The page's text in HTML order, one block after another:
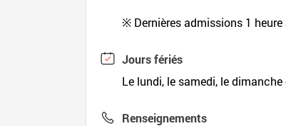
※ Dernières admissions 1
Jours fériés
Le lundi, le samedi, le
Renseignements